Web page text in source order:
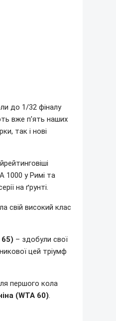
до 1/32 фіналу
вже п'ять наших
так і нові
1000 у Римі та
на ґрунті.
свій високий клас
65) – здобули свої
цей тріумф
першого кола
(WTA 60).